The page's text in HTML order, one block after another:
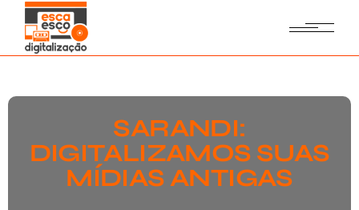
SARANDI:
DIGITALIZAMOS SUAS
MÍDIAS ANTIGAS